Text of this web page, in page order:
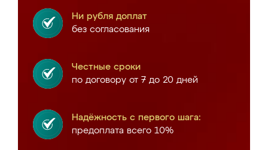
Ни рубля доплат
без согласования
Честные сроки
по договору от 7 до 20 дней
Надёжность с первого шага:
предоплата всего 10%